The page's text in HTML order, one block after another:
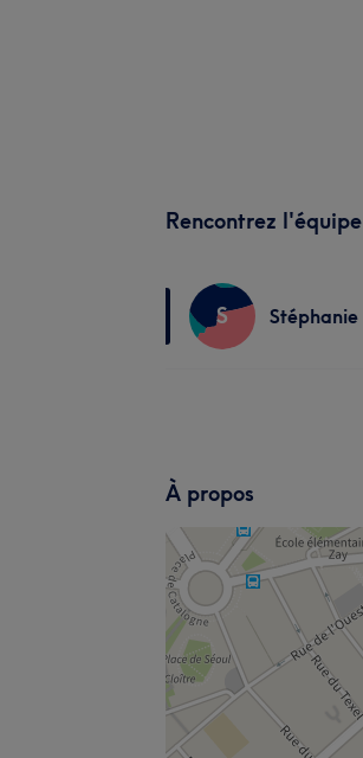
Rencontrez l'équipe
S Stéphanie
À propos